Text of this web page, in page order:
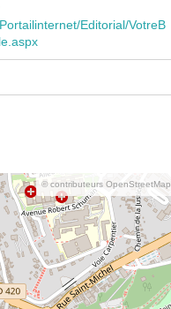
Editorial/VotreB
© contributeurs OpenStreetMap